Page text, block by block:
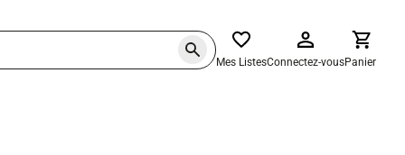
Mes ListesConnectez-vousPanier